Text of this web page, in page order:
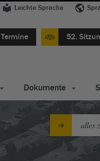
Leichte Sprache
Termine 52.
Dokumente
alles